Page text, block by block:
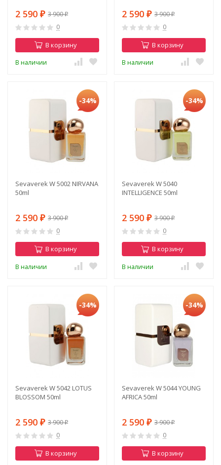
2 590 ₽ 3 900₽
0
В корзину
В наличии
2 590 ₽ 3 900₽
0
В корзину
В наличии
-34%
Sevaverek W 5002 NIRVANA
50ml
2 590 ₽ 3 900₽
0
В корзину
В наличии
-34%
Sevaverek W 5040
INTELLIGENCE 50ml
2 590 ₽ 3 900₽
0
В корзину
В наличии
-34%
Sevaverek W 5042 LOTUS
BLOSSOM 50ml
2 590 ₽ 3 900₽
0
В корзину
-34%
Sevaverek W 5044 YOUNG
AFRICA 50ml
2 590 ₽ 3 900₽
0
В корзину